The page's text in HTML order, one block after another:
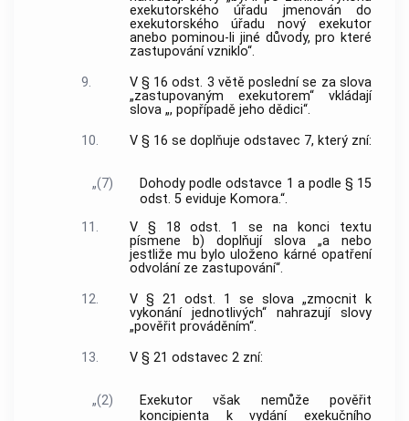
exekutorského úřadu jmenován do
exekutorského úřadu nový exekutor
anebo pominou-li jiné důvody, pro které
zastupování vzniklo“.
9.
V § 16 odst. 3 větě poslední se za slova
„zastupovaným exekutorem“ vkládají
slova „, popřípadě jeho dědici“.
10.
V § 16 se doplňuje odstavec 7, který zní:
„(7)
Dohody podle odstavce 1 a podle § 15
odst. 5 eviduje Komora.“.
11.
V § 18 odst. 1 se na konci textu
písmene b) doplňují slova „a nebo
jestliže mu bylo uloženo kárné opatření
odvolání ze zastupování“.
12.
V § 21 odst. 1 se slova „zmocnit k
vykonání jednotlivých“ nahrazují slovy
„pověřit prováděním“.
13.
V § 21 odstavec 2 zní:
„(2)
Exekutor však nemůže pověřit
koncipienta k vydání exekučního